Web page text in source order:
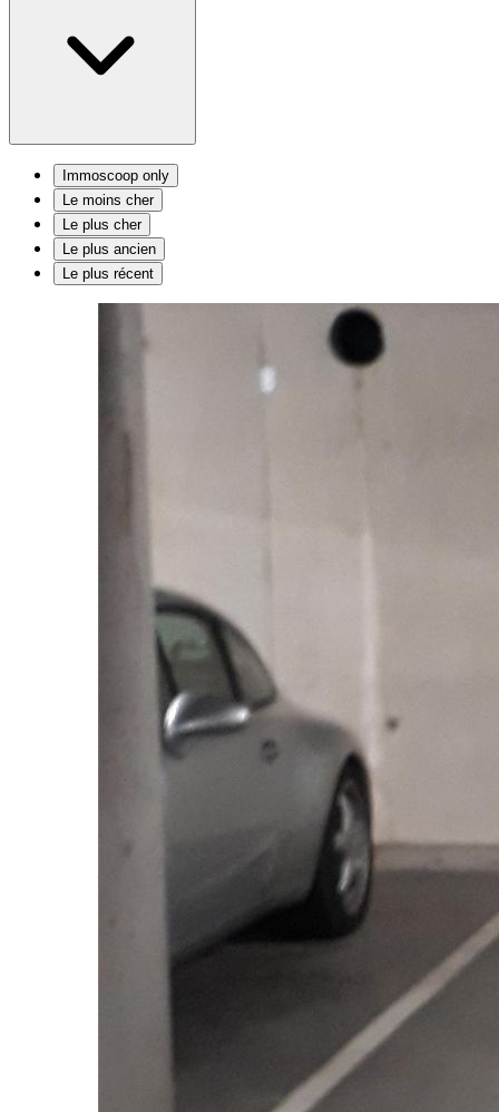
Immoscoop only
Le moins cher
Le plus cher
Le plus ancien
Le plus récent